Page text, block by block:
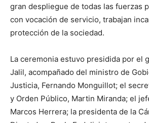
gran despliegue de todas las fuerzas
con vocación de servicio, trabajan
protección de la sociedad.
La ceremonia estuvo presidida por el
Jalil, acompañado del ministro de
Justicia, Fernando Monguillot; el
y Orden Público, Martin Miranda; el
Marcos Herrera; la presidenta de la